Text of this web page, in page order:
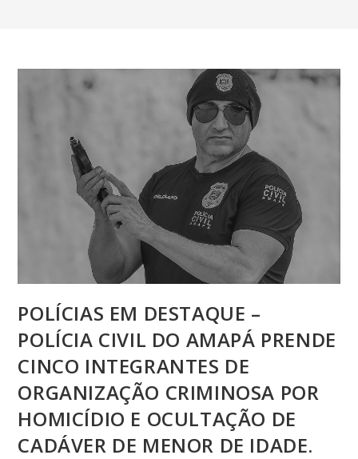
POLÍCIAS EM DESTAQUE –
POLÍCIA CIVIL DO AMAPÁ PRENDE
CINCO INTEGRANTES DE
ORGANIZAÇÃO CRIMINOSA POR
HOMICÍDIO E OCULTAÇÃO DE
CADÁVER DE MENOR DE IDADE.